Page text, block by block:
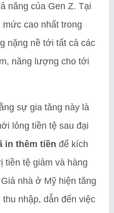
năng của Gen Z. Tại
cao nhất trong
nặng nề tới tất cả các
năng lượng cho tới
sự gia tăng này là
lỏng tiền tệ sau đại
in thêm tiền để kích
tiền tệ giảm và hàng
nhà ở Mỹ hiện tăng
nhập, dẫn đến việc